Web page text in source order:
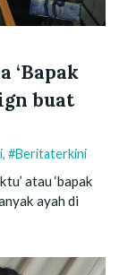
‘Bapak
buat
, #beritaterkini
atau ‘bapak
ayah di